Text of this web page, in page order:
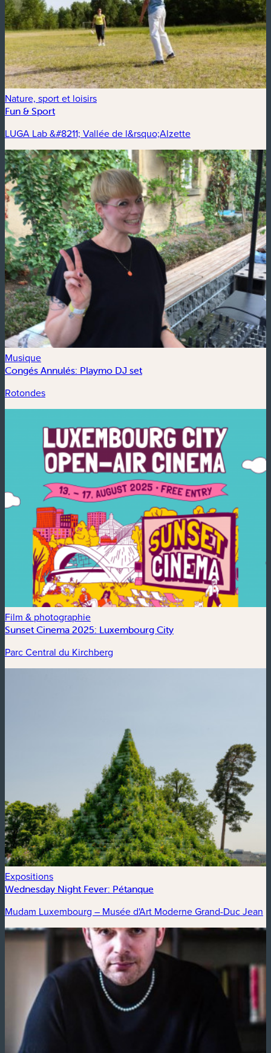
Nature, sport et loisirs
Fun & Sport
LUGA Lab &#8211; Vallée de l&rsquo;Alzette
Musique
Congés Annulés: Playmo DJ set
Rotondes
Film & photographie
Sunset Cinema 2025: Luxembourg City
Parc Central du Kirchberg
Expositions
Wednesday Night Fever: Pétanque
Mudam Luxembourg – Musée d'Art Moderne Grand-Duc Jean